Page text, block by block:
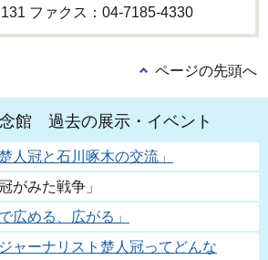
ファクス：04-7185-4330
ページの先頭へ
館 過去の展示・イベント
人冠と石川啄木の交流」
がみた戦争」
広める、広がる」
ャーナリスト楚人冠ってどんな